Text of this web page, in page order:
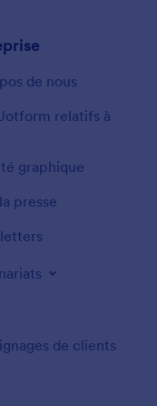
de nous
relatifs à
graphique
presse
de clients